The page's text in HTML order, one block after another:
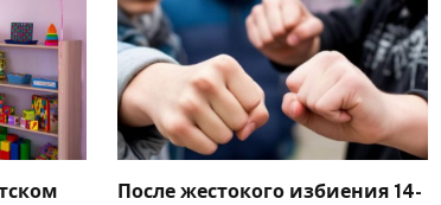
После жестокого избиения 14-